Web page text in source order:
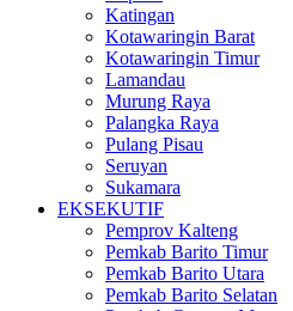
Katingan
Kotawaringin Barat
Kotawaringin Timur
Lamandau
Murung Raya
Palangka Raya
Pulang Pisau
Seruyan
Sukamara
EKSEKUTIF
Pemprov Kalteng
Pemkab Barito Timur
Pemkab Barito Utara
Pemkab Barito Selatan